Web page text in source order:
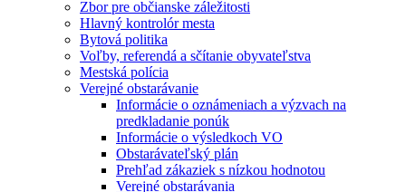
Zbor pre občianske záležitosti
Hlavný kontrolór mesta
Bytová politika
Voľby, referendá a sčítanie obyvateľstva
Mestská polícia
Verejné obstarávanie
Informácie o oznámeniach a výzvach na
predkladanie ponúk
Informácie o výsledkoch VO
Obstarávateľský plán
Prehľad zákaziek s nízkou hodnotou
Verejné obstarávania